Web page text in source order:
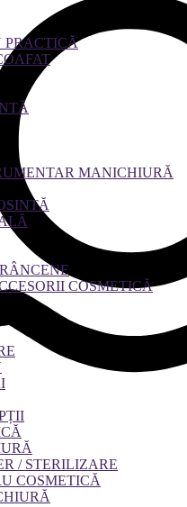
PRACTICĂ
MANICHIURĂ
COSMETICĂ
/ STERILIZARE
COSMETICĂ